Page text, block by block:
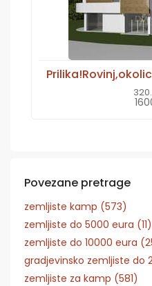
Povezane pretrage
zemljiste kamp (573)
zemljiste do 5000 eura (11)
zemljiste do 10000 eura
gradjevinsko zemljiste do
zemljiste za kamp (581)